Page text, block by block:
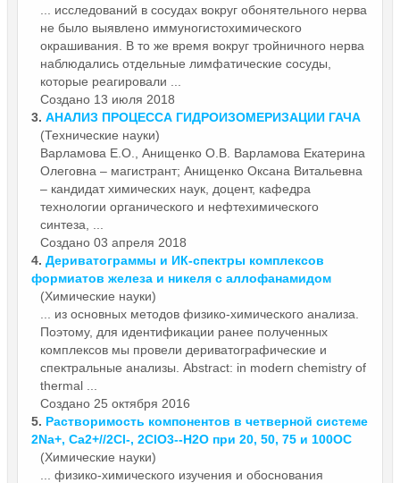
... исследований в сосудах вокруг обонятельного нерва
не было выявлено иммуногистохимического
окрашивания. В то же время вокруг тройничного нерва
наблюдались отдельные лимфатические сосуды,
которые реагировали ...
Создано 13 июля 2018
3. АНАЛИЗ ПРОЦЕССА ГИДРОИЗОМЕРИЗАЦИИ ГАЧА
(Технические науки)
Варламова Е.О., Анищенко О.В. Варламова Екатерина
Олеговна – магистрант; Анищенко Оксана Витальевна
– кандидат химических наук, доцент, кафедра
технологии органического и нефтехимического
синтеза, ...
Создано 03 апреля 2018
4. Дериватограммы и ИК-спектры комплексов
формиатов железа и никеля с аллофанамидом
(Химические науки)
... из основных методов физико-химического анализа.
Поэтому, для идентификации ранее полученных
комплексов мы провели дериватографические и
спектральные анализы. Abstract: in modern chemistry of
thermal ...
Создано 25 октября 2016
5. Растворимость компонентов в четверной системе
2Na+, Ca2+//2Cl-, 2ClO3--H2O при 20, 50, 75 и 100ОС
(Химические науки)
... физико-химического изучения и обоснования